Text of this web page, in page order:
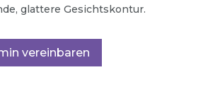
glattere Gesichtskontur.
vereinbaren